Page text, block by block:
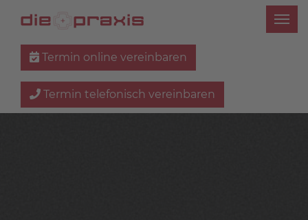
Termin online vereinbaren
Termin telefonisch vereinbaren